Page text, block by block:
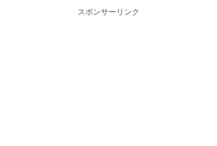
スポンサーリンク